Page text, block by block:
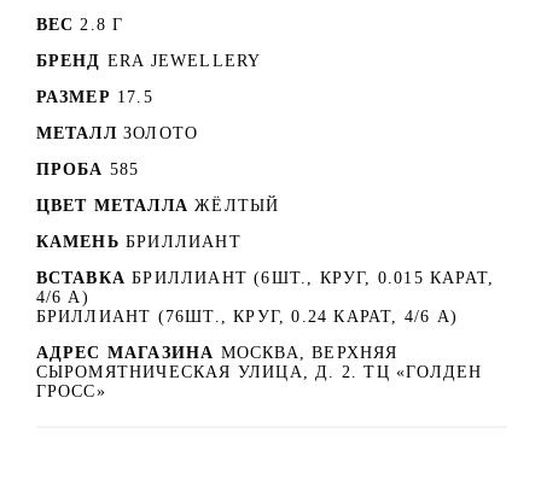
ВЕС 2.8 Г
БРЕНД ERA JEWELLERY
РАЗМЕР 17.5
МЕТАЛЛ ЗОЛОТО
ПРОБА 585
ЦВЕТ МЕТАЛЛА ЖЁЛТЫЙ
КАМЕНЬ БРИЛЛИАНТ
ВСТАВКА БРИЛЛИАНТ (6ШТ., КРУГ, 0.015 КАРАТ,
4/6 А)
БРИЛЛИАНТ (76ШТ., КРУГ, 0.24 КАРАТ, 4/6 А)
АДРЕС МАГАЗИНА МОСКВА, ВЕРХНЯЯ
СЫРОМЯТНИЧЕСКАЯ УЛИЦА, Д. 2. ТЦ «ГОЛДЕН
ГРОСС»